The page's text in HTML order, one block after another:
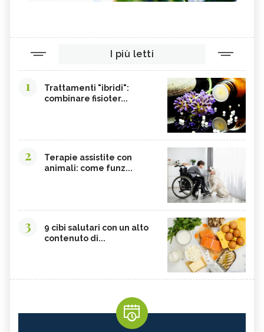
I più letti
1
Trattamenti "ibridi":
combinare fisioter...
2
Terapie assistite con
animali: come funz...
3
9 cibi salutari con un alto
contenuto di...